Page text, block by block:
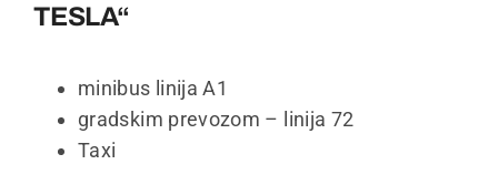
TESLA“
minibus linija A1
gradskim prevozom – linija 72
Taxi